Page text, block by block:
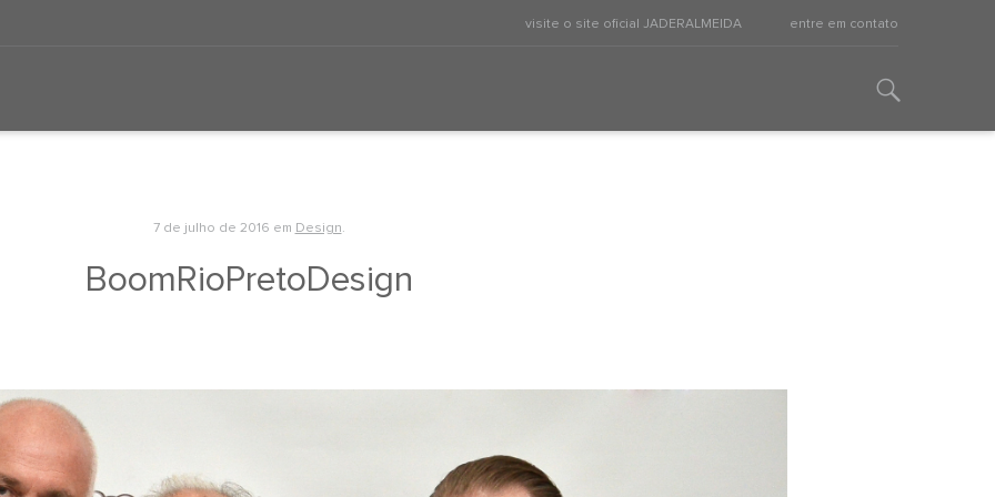
visite o site oficial JADERALMEIDA entre em contato
7 de julho de 2016 em Design.
BoomRioPretoDesign